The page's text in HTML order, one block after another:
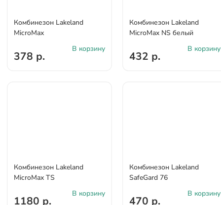
Комбинезон Lakeland
MicroMax
378 р.
В корзину
Комбинезон Lakeland
MicroMax NS белый
432 р.
В корзину
Комбинезон Lakeland
MicroMax TS
1180 р.
В корзину
Комбинезон Lakeland
SafeGard 76
470 р.
В корзину